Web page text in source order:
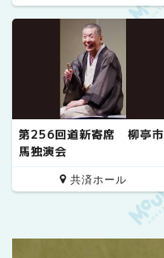
第256回道新寄席 柳亭市
馬独演会
共済ホール